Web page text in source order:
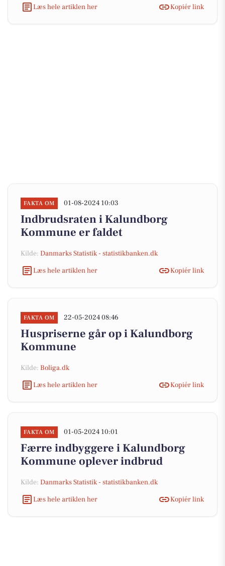
Læs hele artiklen her Kopiér link
FAKTA OM 01-08-2024 10:03
Indbrudsraten i Kalundborg
Kommune er faldet
Kilde: Danmarks Statistik - statistikbanken.dk
Læs hele artiklen her
Kopiér link
FAKTA OM 22-05-2024 08:46
Huspriserne går op i Kalundborg
Kommune
Kilde: Boliga.dk
Læs hele artiklen her
Kopiér link
FAKTA OM 01-05-2024 10:01
Færre indbyggere i Kalundborg
Kommune oplever indbrud
Kilde: Danmarks Statistik - statistikbanken.dk
Læs hele artiklen her
Kopiér link